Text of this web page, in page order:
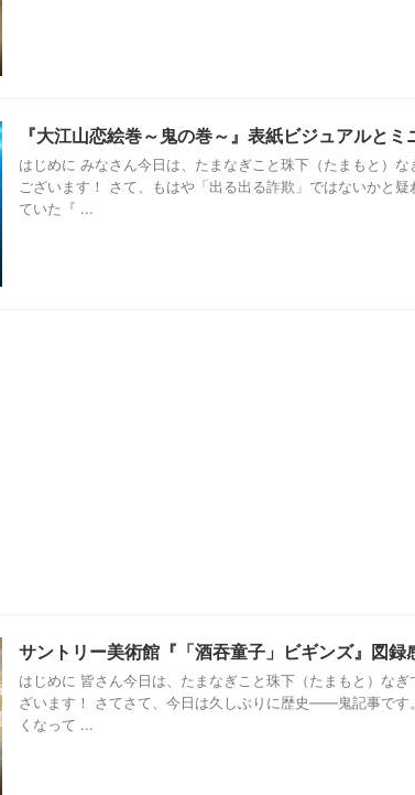
『大江山恋絵巻～鬼の巻～』表紙ビジュアルとミ
はじめに みなさん今日は、たまなぎこと珠下（たまもと）
ございます！ さて、もはや「出る出る詐欺」ではないかと
ていた『 ...
サントリー美術館『「酒吞童子」ビギンズ』図
はじめに 皆さん今日は、たまなぎこと珠下（たまもと）な
ざいます！ さてさて、今日は久しぶりに歴史――鬼記事です
くなって ...